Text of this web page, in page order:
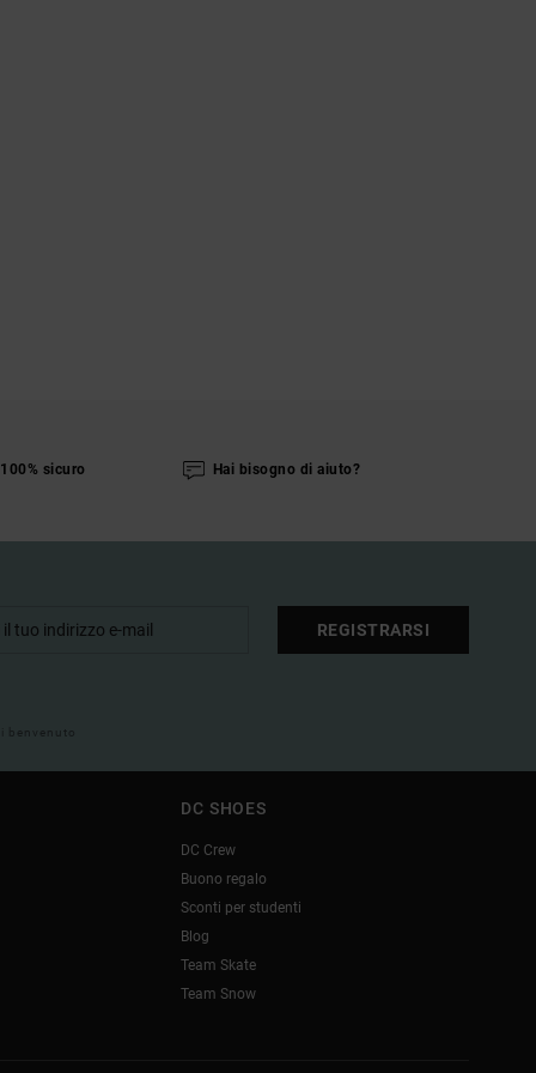
sicuro Hai bisogno di aiuto?
REGISTRARSI
benvenuto
DC SHOES
DC Crew
Buono regalo
Sconti per studenti
Blog
Team Skate
Team Snow